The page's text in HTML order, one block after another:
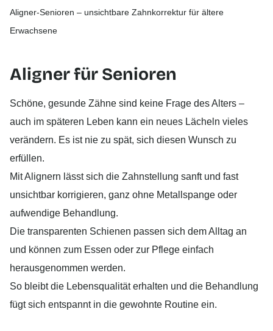
Aligner-Senioren – unsichtbare Zahnkorrektur für ältere
Erwachsene
Aligner für Senioren
Schöne, gesunde Zähne sind keine Frage des Alters –
auch im späteren Leben kann ein neues Lächeln vieles
verändern. Es ist nie zu spät, sich diesen Wunsch zu
erfüllen.
Mit Alignern lässt sich die Zahnstellung sanft und fast
unsichtbar korrigieren, ganz ohne Metallspange oder
aufwendige Behandlung.
Die transparenten Schienen passen sich dem Alltag an
und können zum Essen oder zur Pflege einfach
herausgenommen werden.
So bleibt die Lebensqualität erhalten und die Behandlung
fügt sich entspannt in die gewohnte Routine ein.